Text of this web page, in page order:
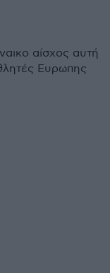
αίσχος αυτή
Ευρωπης